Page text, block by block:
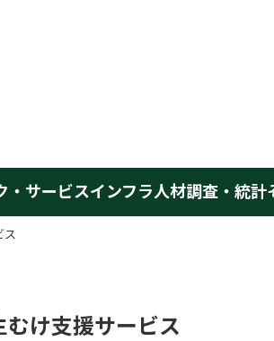
・サービスインフラ人材調査・統計
ス
け支援サービス